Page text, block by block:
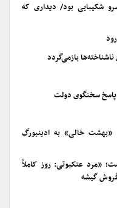
خسرو شکیبایی بود/ دیداری که
بازمی‌گردد
پاسخ سخنگوی دولت
«بهشت خالی» به ادینبورگ
«مرد عنکبوتی: روز کاملاً
گیشه